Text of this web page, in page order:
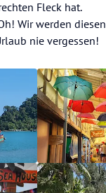
Fleck hat.
Wir werden diesen
nie vergessen!